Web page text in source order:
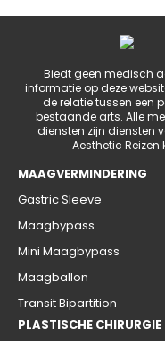
Biedt geen medisch
informatie op deze
de relatie tussen een
bestaande arts. Alle
diensten zijn diensten
Aesthetic
MAAGVERMINDERING
Gastric Sleeve
Maagbypass
Mini Maagbypass
Maagballon
Transit Bipartition
PLASTISCHE CHIRURGIE